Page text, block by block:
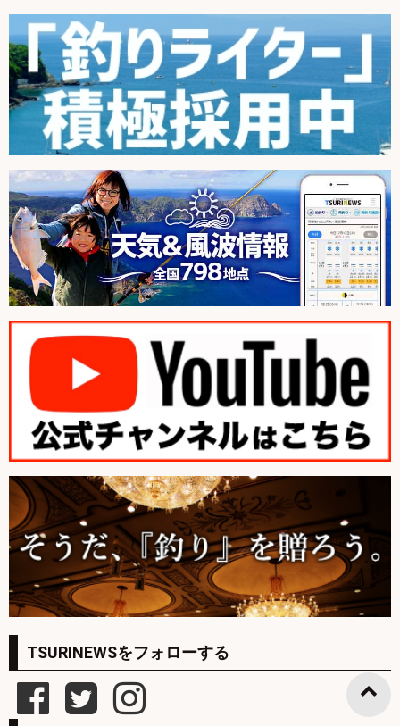
TSURINEWSをフォローする